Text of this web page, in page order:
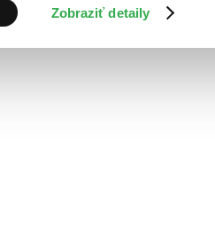
Zobraziť detaily